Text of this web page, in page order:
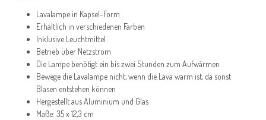
Lavalampe in Kapsel-Form
Erhältlich in verschiedenen Farben
Inklusive Leuchtmittel
Betrieb über Netzstrom
Die Lampe benötigt ein bis zwei Stunden zum Aufwärmen
Bewege die Lavalampe nicht, wenn die Lava warm ist, da sonst
Blasen entstehen können
Hergestellt aus Aluminium und Glas
Maße: 35 x 12,3 cm